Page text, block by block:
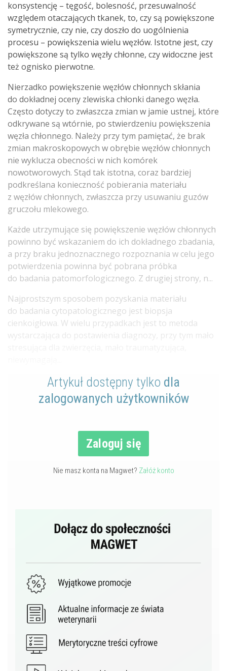
konsystencję – tęgość, bolesność, przesuwalność
względem otaczających tkanek, to, czy są powiększone
symetrycznie, czy nie, czy doszło do uogólnienia
procesu – powiększenia wielu węzłów. Istotne jest, czy
powiększone są tylko węzły chłonne, czy widoczne jest
też ognisko pierwotne.
Nierzadko powiększenie węzłów chłonnych skłania
do dokładnej oceny zlewiska chłonki danego węzła.
Często dotyczy to zwłaszcza zmian w jamie ustnej, które
odkrywane są wtórnie, po stwierdzeniu powiększenia
węzła chłonnego. Należy przy tym pamiętać, że brak
zmian makroskopowych w obrębie węzłów chłonnych
nie wyklucza obecności w nich komórek
nowotworowych. Stąd tak istotna, coraz bardziej
podkreślana konieczność pobierania materiału
z węzłów chłonnych, zwłaszcza przy usuwaniu guzów
gruczołu mlekowego.
Każde utrzymujące się powiększenie węzłów chłonnych
powinno być wskazaniem do ich dokładnego zbadania,
a przy braku jednoznacznego rozpoznania w celu jego
potwierdzenia powinna być pobrana próbka
do badania patomorfologicznego. Z drugiej strony, n...
Najprostszym sposobem pozyskania materiału
do badania cytopatologicznego jest biopsja
cienkoigłowa. W wielu przypadkach jest to metoda
wystarczająca do postawienia diagnozy, przy tym mało
Artykuł dostępny tylko dla
zalogowanych użytkowników
Zaloguj się
Nie masz konta na Magwet? Załóż konto